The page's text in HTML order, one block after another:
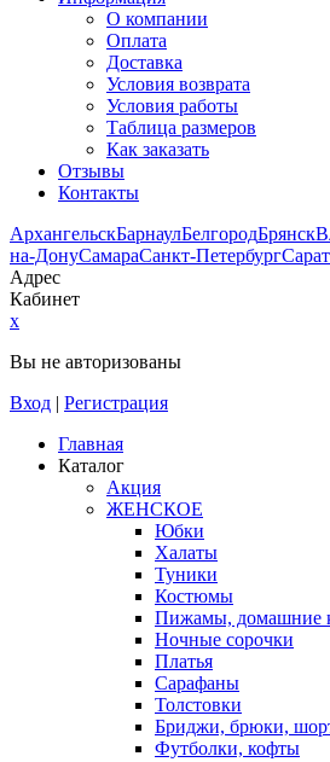
О компании
Оплата
Доставка
Условия возврата
Условия работы
Таблица размеров
Как заказать
Отзывы
Контакты
АрхангельскБарнаулБелгородБрянск
на-ДонуСамараСанкт-Петербург
Адрес
Кабинет
x
Вы не авторизованы
Вход | Регистрация
Главная
Каталог
Акция
ЖЕНСКОЕ
Юбки
Халаты
Туники
Костюмы
Пижамы, домашние
Ночные сорочки
Платья
Сарафаны
Толстовки
Бриджи, брюки,
Футболки, кофты